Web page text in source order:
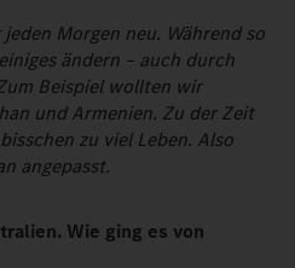
Morgen neu. Während so
ändern – auch durch
Beispiel wollten wir
und Armenien. Zu der Zeit
zu viel Leben. Also
angepasst.
Wie ging es von